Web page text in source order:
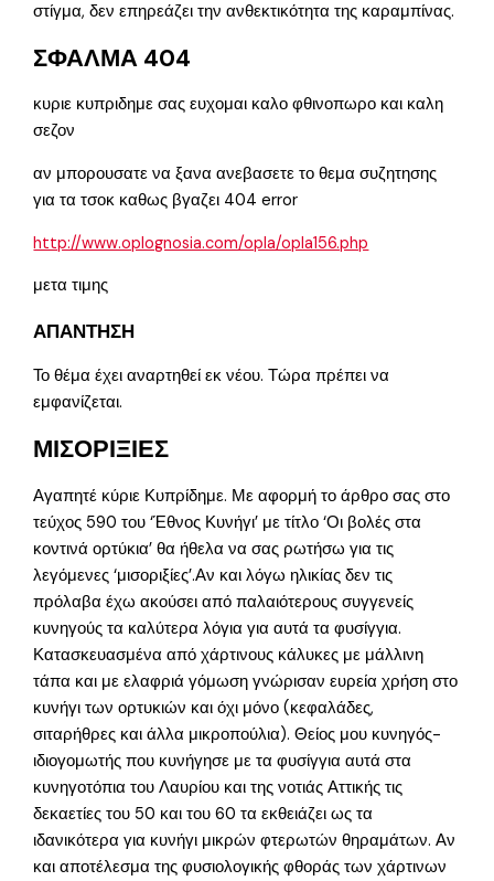
στίγμα, δεν επηρεάζει την ανθεκτικότητα της καραμπίνας.
ΣΦΑΛΜΑ 404
κυριε κυπριδημε σας ευχομαι καλο φθινοπωρο και καλη
σεζον
αν μπορουσατε να ξανα ανεβασετε το θεμα συζητησης
για τα τσοκ καθως βγαζει 404 error
http://www.oplognosia.com/opla/opla156.php
μετα τιμης
ΑΠΑΝΤΗΣΗ
Το θέμα έχει αναρτηθεί εκ νέου. Τώρα πρέπει να
εμφανίζεται.
ΜΙΣΟΡΙΞΙΕΣ
Αγαπητέ κύριε Κυπρίδημε. Με αφορμή το άρθρο σας στο
τεύχος 590 του ‘Έθνος Κυνήγι’ με τίτλο ‘Οι βολές στα
κοντινά ορτύκια’ θα ήθελα να σας ρωτήσω για τις
λεγόμενες ‘μισοριξίες’.Αν και λόγω ηλικίας δεν τις
πρόλαβα έχω ακούσει από παλαιότερους συγγενείς
κυνηγούς τα καλύτερα λόγια για αυτά τα φυσίγγια.
Κατασκευασμένα από χάρτινους κάλυκες με μάλλινη
τάπα και με ελαφριά γόμωση γνώρισαν ευρεία χρήση στο
κυνήγι των ορτυκιών και όχι μόνο (κεφαλάδες,
σιταρήθρες και άλλα μικροπούλια). Θείος μου κυνηγός-
ιδιογομωτής που κυνήγησε με τα φυσίγγια αυτά στα
κυνηγοτόπια του Λαυρίου και της νοτιάς Αττικής τις
δεκαετίες του 50 και του 60 τα εκθειάζει ως τα
ιδανικότερα για κυνήγι μικρών φτερωτών θηραμάτων. Αν
και αποτέλεσμα της φυσιολογικής φθοράς των χάρτινων